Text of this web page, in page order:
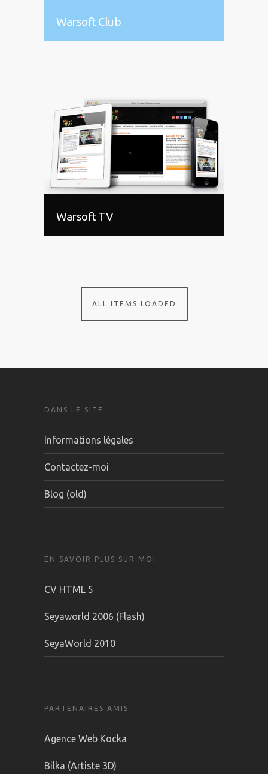
Warsoft Club
Warsoft TV
Blog (old)
EN SAVOIR PLUS SUR MOI
CV HTML 5
SeyaWorld 2010
PARTENAIRES AMIS
Agence Web Kocka